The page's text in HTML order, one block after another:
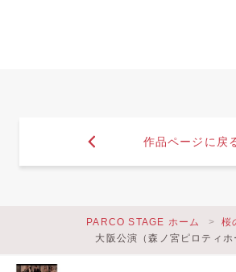
作品ページに戻
PARCO STAGE ホーム
桜
大阪公演（森ノ宮ピロティホ